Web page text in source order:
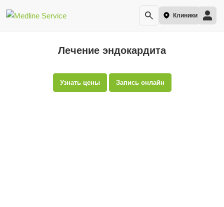
Клиники
Лечение эндокардита
Узнать цены Запись онлайн